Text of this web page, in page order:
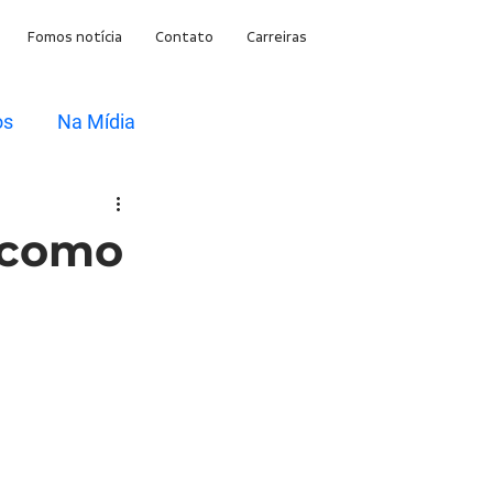
Fomos notícia Contato Carreiras
Na Mídia